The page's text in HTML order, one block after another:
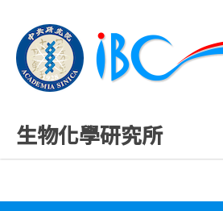
生物化學研究所化學設施